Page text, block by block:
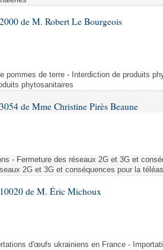
de M. Robert Le Bourgeois
pommes de terre - Interdiction de produits
phytosanitaires
de Mme Christine Pirès Beaune
- Fermeture des réseaux 2G et 3G et
2G et 3G et conséquences pour la
de M. Éric Michoux
d'œufs ukrainiens en France -